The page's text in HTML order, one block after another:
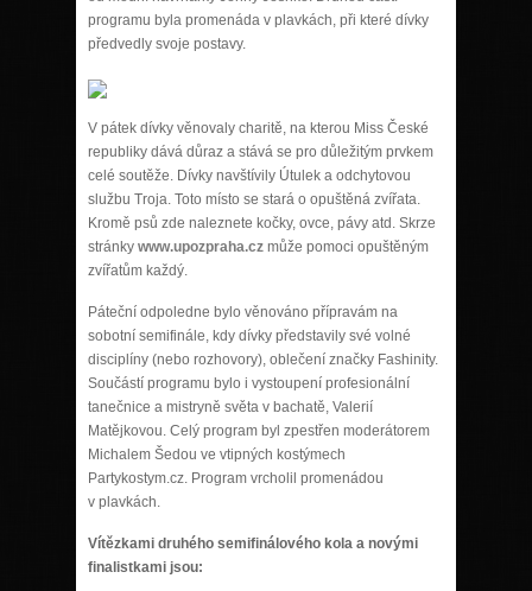
programu byla promenáda v plavkách, při které dívky
předvedly svoje postavy.
V pátek dívky věnovaly charitě, na kterou Miss České
republiky dává důraz a stává se pro důležitým prvkem
celé soutěže. Dívky navštívily Útulek a odchytovou
službu Troja. Toto místo se stará o opuštěná zvířata.
Kromě psů zde naleznete kočky, ovce, pávy atd. Skrze
stránky www.upozpraha.cz může pomoci opuštěným
zvířatům každý.
Páteční odpoledne bylo věnováno přípravám na
sobotní semifinále, kdy dívky představily své volné
disciplíny (nebo rozhovory), oblečení značky Fashinity.
Součástí programu bylo i vystoupení profesionální
tanečnice a mistryně světa v bachatě, Valerií
Matějkovou. Celý program byl zpestřen moderátorem
Michalem Šedou ve vtipných kostýmech
Partykostym.cz. Program vrcholil promenádou
v plavkách.
Vítězkami druhého semifinálového kola a novými
finalistkami jsou: